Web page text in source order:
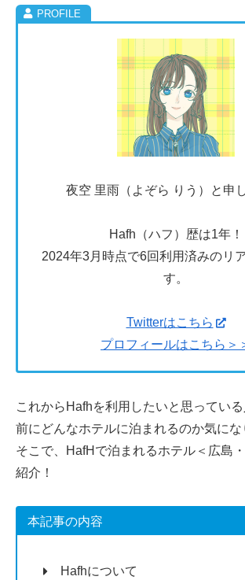
夜空 里雨（よぞら りう）と申
Hafh（ハフ）歴は1年！
2024年3月時点で6回利用済みのリ
す。
Twitterはこちら
プロフィールはこちら＞
これからHafhを利用したいと思ってい
前にどんなホテルに泊まれるのか気にな
そこで、HafHで泊まれるホテル＜広島
紹介！
本記事の内容
Hafhについて